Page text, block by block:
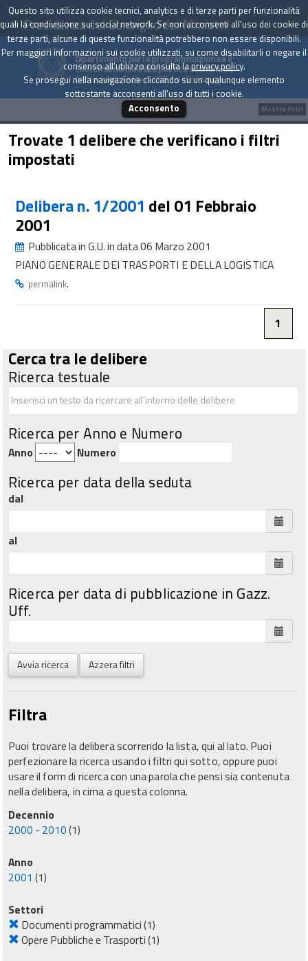
Presidenza del Consiglio dei Ministri
Dipartimento per la programmazione e il
coordinamento della politica economica
Archivio delle Delibere CIPE dal 1967 a oggi
Trovate 1 delibere che verificano i filtri
impostati
Delibera n. 1/2001 del 01 Febbraio
2001
Pubblicata in G.U. in data 06 Marzo 2001
PIANO GENERALE DEI TRASPORTI E DELLA LOGISTICA
permalink.
1
Cerca tra le delibere
Ricerca testuale
Ricerca per Anno e Numero
Anno Numero
Ricerca per data della seduta
dal
al
Ricerca per data di pubblicazione in Gazz.
Uff.
Avvia ricerca Azzera filtri
Filtra
Puoi trovare la delibera scorrendo la lista, qui al lato. Puoi
perfezionare la ricerca usando i filtri qui sotto, oppure puoi
usare il form di ricerca con una parola che pensi sia contenuta
nella delibera, in cima a questa colonna.
Decennio
2000 - 2010(1)
Anno
2001 (1)
Settori
Documenti programmatici(1)
Opere Pubbliche e Trasporti(1)
Mostra filtri
Questo sito utilizza cookie tecnici, analytics e di terze parti per funzionalità
quali la condivisione sui social network. Se non acconsenti all'uso dei cookie di
terze parti, alcune di queste funzionalità potrebbero non essere disponibili.
Per maggiori informazioni sui cookie utilizzati, su come disabilitarli o negare il
consenso all'utilizzo consulta laprivacy policy.
Se prosegui nella navigazione cliccando su un qualunque elemento
sottostante acconsenti all'uso di tutti i cookie.
Acconsento